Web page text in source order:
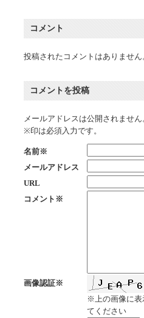
コメント
投稿されたコメントはありません
コメントを投稿
メールアドレスは公開されません
※印は必須入力です。
名前※
メールアドレス
URL
コメント※
画像認証※
※上の画像に表
てください